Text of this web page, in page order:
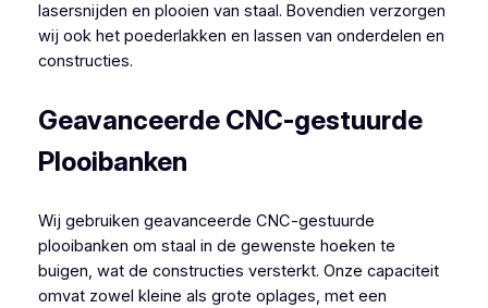
lasersnijden en plooien van staal. Bovendien verzorgen
wij ook het poederlakken en lassen van onderdelen en
constructies.
Geavanceerde CNC-gestuurde
Plooibanken
Wij gebruiken geavanceerde CNC-gestuurde
plooibanken om staal in de gewenste hoeken te
buigen, wat de constructies versterkt. Onze capaciteit
omvat zowel kleine als grote oplages, met een